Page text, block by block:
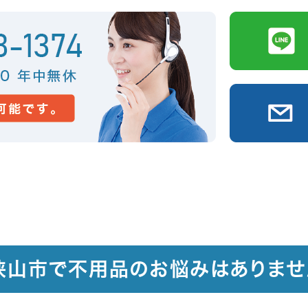
山市で不用品のお悩みはありませ